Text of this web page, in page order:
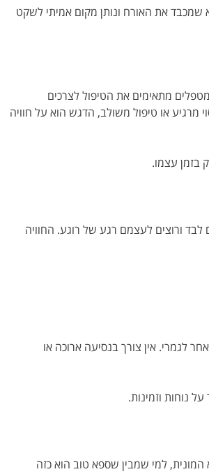
שמכבד את האורח ונותן מקום אמיתי לשקט
מתאימים את הטיפול לצרכים
מרגיע או טיפול משולב, הדגש הוא על חוויה
בזמן עצמו.
ורוצים לעצמם רגע של רוגע. החוויה
לגמרי. אין צורך בנסיעה ארוכה או
נוחות וזמינות.
למי שמבין שספא טוב הוא כזה